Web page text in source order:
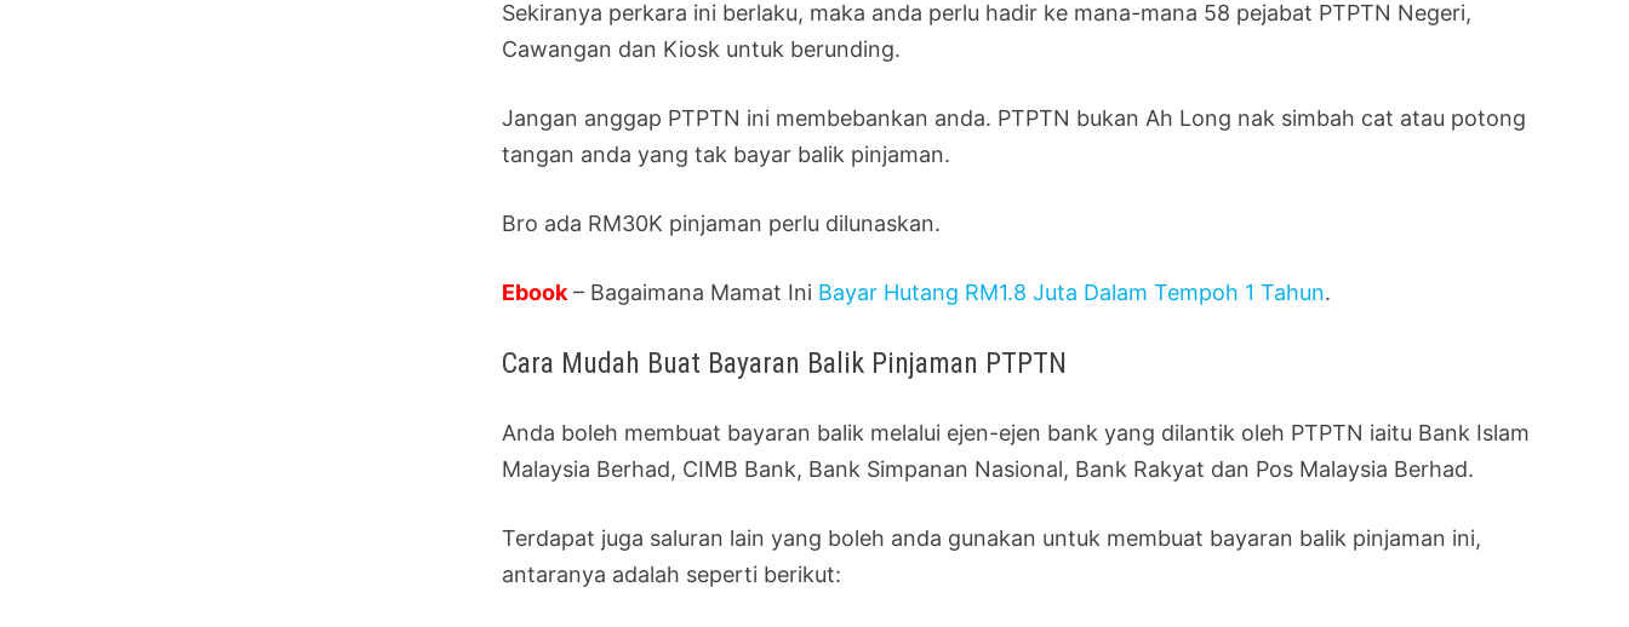
Sekiranya perkara ini berlaku, maka anda perlu hadir ke mana-mana 58 pejabat PTPTN Negeri,
Cawangan dan Kiosk untuk berunding.
Jangan anggap PTPTN ini membebankan anda. PTPTN bukan Ah Long nak simbah cat atau potong
tangan anda yang tak bayar balik pinjaman.
Bro ada RM30K pinjaman perlu dilunaskan.
Ebook– Bagaimana Mamat Ini Bayar Hutang RM1.8 Juta Dalam Tempoh 1 Tahun.
Cara Mudah Buat Bayaran Balik Pinjaman PTPTN
Anda boleh membuat bayaran balik melalui ejen-ejen bank yang dilantik oleh PTPTN iaitu Bank Islam
Malaysia Berhad, CIMB Bank, Bank Simpanan Nasional, Bank Rakyat dan Pos Malaysia Berhad.
Terdapat juga saluran lain yang boleh anda gunakan untuk membuat bayaran balik pinjaman ini,
antaranya adalah seperti berikut: